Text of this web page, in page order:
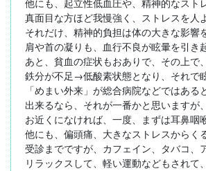
他にも、起立性低血圧や、精神的なスト
真面目な方ほど我慢強く、ストレスを人
それだけ、精神的負担は体の大きな影響
肩や首の凝りも、血行不良が眩暈を引き
あと、貧血の症状もおありで、その上で
鉄分が不足→低酸素状態となり、それで
「めまい外来」が総合病院などではある
出来るなら、それが一番かと思いますが、
お近くになければ、一度、まずは耳鼻咽
他にも、偏頭痛、大きなストレスからく
受診までですが、カフェイン、タバコ、
リラックスして、軽い運動などもされて